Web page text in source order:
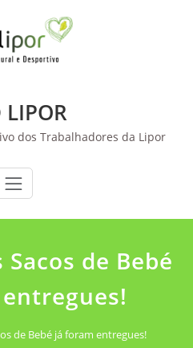
LIPOR
dos Trabalhadores da Lipor
de Bebé
de Bebé já foram entregues!